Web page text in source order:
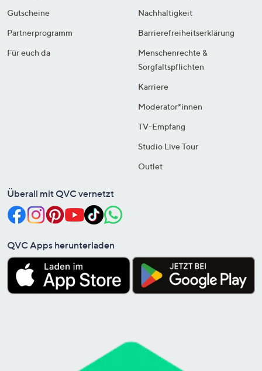
Gutscheine
Partnerprogramm
Für euch da
Nachhaltigkeit
Barrierefreiheitserklärung
Menschenrechte &
Sorgfaltspflichten
Karriere
Moderator*innen
TV-Empfang
Studio Live Tour
Outlet
Überall mit QVC vernetzt
QVC Apps herunterladen